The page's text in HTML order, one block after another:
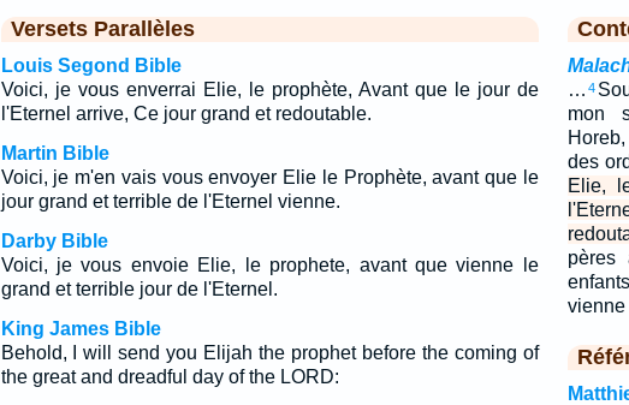
Versets Parallèles
Louis Segond Bible
Voici, je vous enverrai Elie, le prophète, Avant que le jour de
l'Eternel arrive, Ce jour grand et redoutable.
Martin Bible
Voici, je m'en vais vous envoyer Elie le Prophète, avant que le
jour grand et terrible de l'Eternel vienne.
Darby Bible
Voici, je vous envoie Elie, le prophete, avant que vienne le
grand et terrible jour de l'Eternel.
King James Bible
Behold, I will send you Elijah the prophet before the coming of
the great and dreadful day of the LORD:
… 4
mon
des
Elie,
pères
vienne